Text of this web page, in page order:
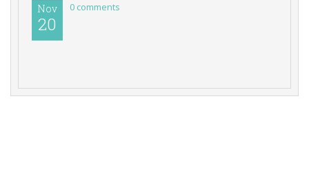
Nov
20
0 comments